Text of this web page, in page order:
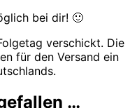
bei dir! 🙂
verschickt. Die
für den Versand ein
…